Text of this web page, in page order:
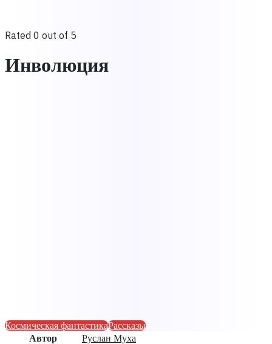
Rated 0 out of 5
Инволюция
Космическая фантастикаРассказы
Автор
Руслан Муха